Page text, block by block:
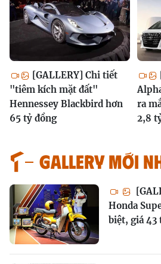
[GALLERY] Chi tiết
"tiêm kích mặt đất"
Hennessey Blackbird hơn
65 tỷ đồng
ra
2,8
GALLERY MỚI
Honda
biệt, giá 43